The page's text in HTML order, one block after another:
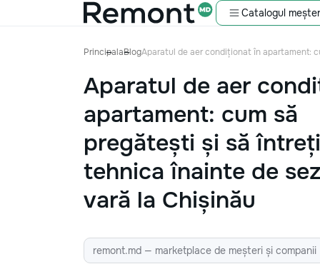
Catalogul
PrincipalaBlogAparatul de aer condiționat în apartament:
Aparatul de aer
apartament: cum să
pregătești și să
tehnica înainte de
vară la Chișinău
remont.md — marketplace de meșteri și companii